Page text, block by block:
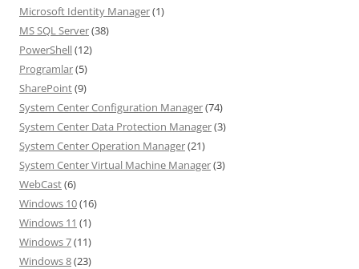
Microsoft Identity Manager(1)
MS SQL Server(38)
PowerShell(12)
Programlar(5)
SharePoint(9)
System Center Configuration Manager(74)
System Center Data Protection Manager(3)
System Center Operation Manager(21)
System Center Virtual Machine Manager(3)
WebCast(6)
Windows 10(16)
Windows 11 (1)
Windows 7(11)
Windows 8(23)